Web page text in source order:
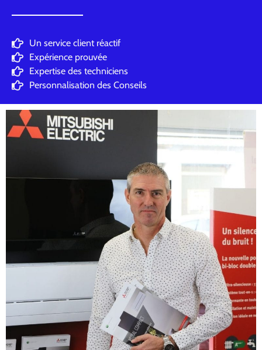
Un service client réactif
Expérience prouvée
Expertise des techniciens
Personnalisation des Conseils